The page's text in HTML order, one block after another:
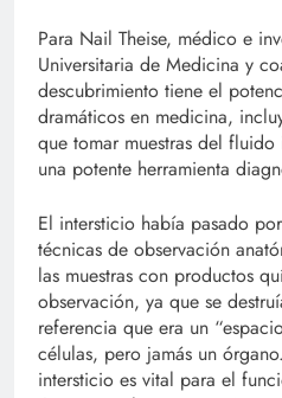
Para Nail Theise, médico e
Universitaria de Medicina y
descubrimiento tiene el
dramáticos en medicina,
que tomar muestras del
una potente herramienta
El intersticio había pasado
técnicas de observación
las muestras con productos
observación, ya que se
referencia que era un
células, pero jamás un
intersticio es vital para el